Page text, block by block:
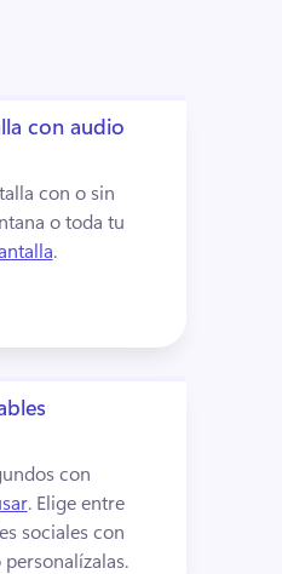
con audio
con o sin
o toda tu
.
con
. Elige entre
sociales con